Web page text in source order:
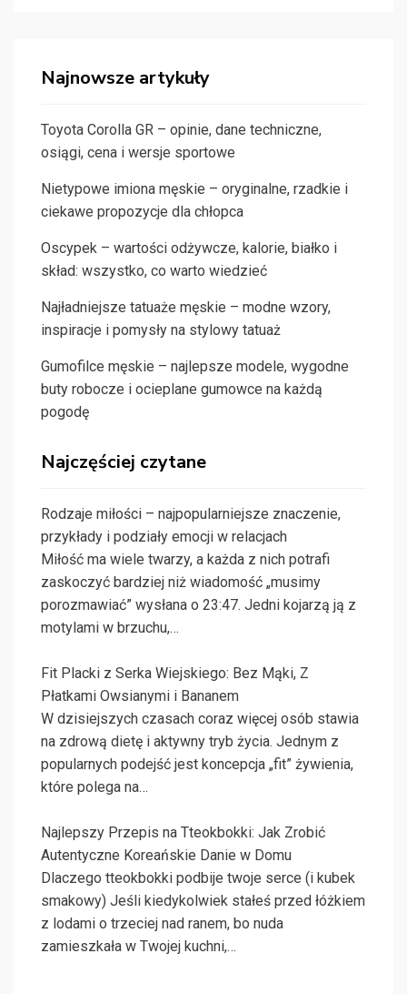
Najnowsze artykuły
Toyota Corolla GR – opinie, dane techniczne,
osiągi, cena i wersje sportowe
Nietypowe imiona męskie – oryginalne, rzadkie i
ciekawe propozycje dla chłopca
Oscypek – wartości odżywcze, kalorie, białko i
skład: wszystko, co warto wiedzieć
Najładniejsze tatuaże męskie – modne wzory,
inspiracje i pomysły na stylowy tatuaż
Gumofilce męskie – najlepsze modele, wygodne
buty robocze i ocieplane gumowce na każdą
pogodę
Najczęściej czytane
Rodzaje miłości – najpopularniejsze znaczenie,
przykłady i podziały emocji w relacjach
Miłość ma wiele twarzy, a każda z nich potrafi
zaskoczyć bardziej niż wiadomość „musimy
porozmawiać” wysłana o 23:47. Jedni kojarzą ją z
motylami w brzuchu,…
Fit Placki z Serka Wiejskiego: Bez Mąki, Z
Płatkami Owsianymi i Bananem
W dzisiejszych czasach coraz więcej osób stawia
na zdrową dietę i aktywny tryb życia. Jednym z
popularnych podejść jest koncepcja „fit” żywienia,
które polega na…
Najlepszy Przepis na Tteokbokki: Jak Zrobić
Autentyczne Koreańskie Danie w Domu
Dlaczego tteokbokki podbije twoje serce (i kubek
smakowy) Jeśli kiedykolwiek stałeś przed łóżkiem
z lodami o trzeciej nad ranem, bo nuda
zamieszkała w Twojej kuchni,…